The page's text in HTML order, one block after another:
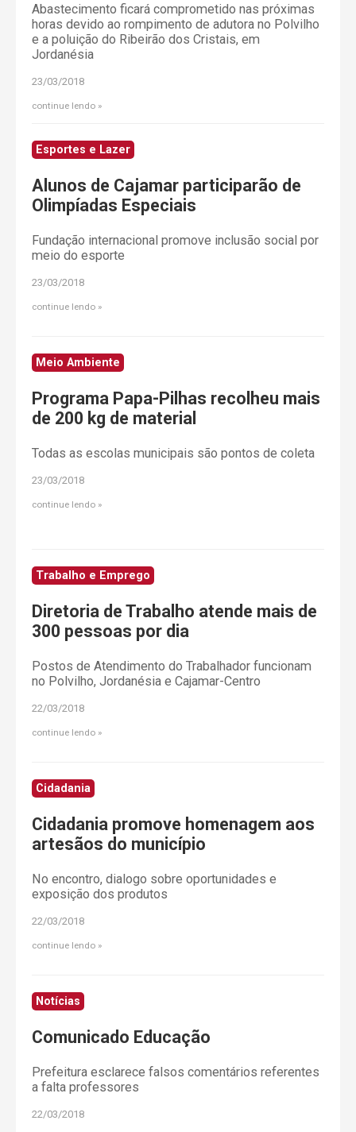
Abastecimento ficará comprometido nas próximas
horas devido ao rompimento de adutora no Polvilho
e a poluição do Ribeirão dos Cristais, em
Jordanésia
23/03/2018
continue lendo
Esportes e Lazer
Alunos de Cajamar participarão de
Olimpíadas Especiais
Fundação internacional promove inclusão social por
meio do esporte
23/03/2018
continue lendo
Meio Ambiente
Programa Papa-Pilhas recolheu mais
de 200 kg de material
Todas as escolas municipais são pontos de coleta
23/03/2018
continue lendo
Trabalho e Emprego
Diretoria de Trabalho atende mais de
300 pessoas por dia
Postos de Atendimento do Trabalhador funcionam
no Polvilho, Jordanésia e Cajamar-Centro
22/03/2018
continue lendo
Cidadania
Cidadania promove homenagem aos
artesãos do município
No encontro, dialogo sobre oportunidades e
exposição dos produtos
22/03/2018
continue lendo
Notícias
Comunicado Educação
Prefeitura esclarece falsos comentários referentes
a falta professores
22/03/2018